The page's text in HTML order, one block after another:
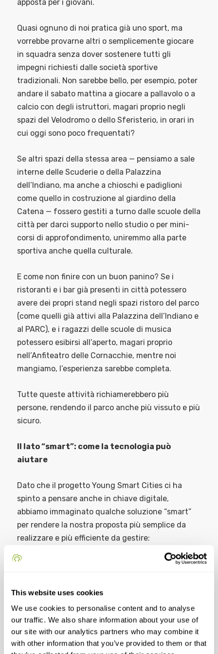
This website uses cookies
We use cookies to personalise content and to analyse
our traffic. We also share information about your use of
our site with our analytics partners who may combine it
with other information that you’ve provided to them or that
apposta per i giovani.
Quasi ognuno di noi pratica già uno sport, ma
vorrebbe provarne altri o semplicemente giocare
in squadra senza dover sostenere tutti gli
impegni richiesti dalle società sportive
tradizionali. Non sarebbe bello, per esempio, poter
andare il sabato mattina a giocare a pallavolo o a
calcio con degli istruttori, magari proprio negli
spazi del Velodromo o dello Sferisterio, in orari in
cui oggi sono poco frequentati?
Se altri spazi della stessa area — pensiamo a sale
interne delle Scuderie o della Palazzina
dell’Indiano, ma anche a chioschi e padiglioni
come quello in costruzione al giardino della
Catena — fossero gestiti a turno dalle scuole della
città per darci supporto nello studio o per mini-
corsi di approfondimento, uniremmo alla parte
sportiva anche quella culturale.
E come non finire con un buon panino? Se i
ristoranti e i bar già presenti in città potessero
avere dei propri stand negli spazi ristoro del parco
(come quelli già attivi alla Palazzina dell’Indiano e
al PARC), e i ragazzi delle scuole di musica
potessero esibirsi all’aperto, magari proprio
nell’Anfiteatro delle Cornacchie, mentre noi
mangiamo, l’esperienza sarebbe completa.
Tutte queste attività richiamerebbero più
persone, rendendo il parco anche più vissuto e più
sicuro.
Il lato “smart”: come la tecnologia può
aiutare
Dato che il progetto Young Smart Cities ci ha
spinto a pensare anche in chiave digitale,
abbiamo immaginato qualche soluzione “smart”
per rendere la nostra proposta più semplice da
realizzare e più efficiente da gestire:
Un’app o una piattaforma online del
scuole e associazioni possano prenotare gli
spazi e i ragazzi possano vedere in tempo
reale quali attività sono disponibili quel
sabato, un po’ come si fa già per il bike
sharing o per il car sharing in città.